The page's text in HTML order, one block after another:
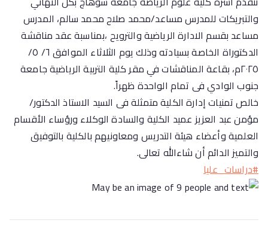
سوهاج
والتبريكات للمدرس مساعد/محمد صلاح محمد سالم، المدرس
مساعد بقسم الادارة الرياضية والترويح ،بمناسبة عقد مناقشة
الدكتوراة الخاصة بسيادته وذلك يوم الثلاثاء الموافق ٦/ ٥/
٢٠٢٥م، بقاعة المناقشات في مقر كلية التربية الرياضية جامعة
جنوب الوادي فى تمام الواحدة ظهراً.
خالص تمنيات إدارة الكلية متمثلة فى السيد الاستاذ الدكتور/
مؤمن عبد العزيز عميد الكلية والسادة الوكلاء ورؤساء الأقسام
العلمية وأعضاء هيئة التدريس ومعاونيهم بالكلية بالتوفيق
والتميز الدائم أن شاءالله تعالى.
#دراسات_عليا